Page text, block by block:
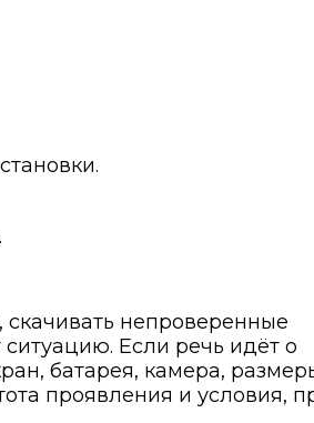
непроверенные
Если речь идёт о
батарея, камера,
проявления и условия,